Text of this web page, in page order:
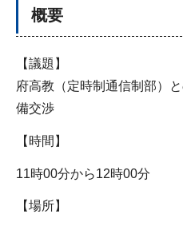
概要
【議題】
府高教（定時制通信制部）
備交渉
【時間】
11時00分から12時00分
【場所】